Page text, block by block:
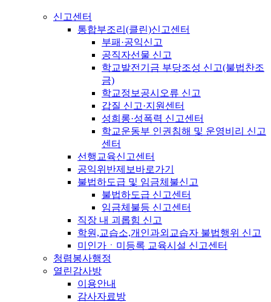
신고센터
통합부조리(클린)신고센터
부패·공익신고
공직자선물 신고
학교발전기금 부당조성 신고(불법찬조
금)
학교정보공시오류 신고
갑질 신고·지원센터
성희롱·성폭력 신고센터
학교운동부 인권침해 및 운영비리 신고
센터
선행교육신고센터
공익위반제보바로가기
불법하도급 및 임금체불신고
불법하도급 신고센터
임금체불등 신고센터
직장 내 괴롭힘 신고
학원,교습소,개인과외교습자 불법행위 신고
미인가ㆍ미등록 교육시설 신고센터
청렴봉사행정
열린감사방
이용안내
감사자료방